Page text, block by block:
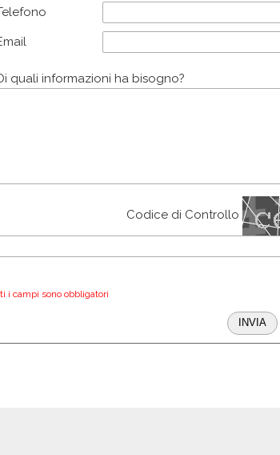
quali informazioni ha bisogno?
Codice di Controllo
i campi sono obbligatori